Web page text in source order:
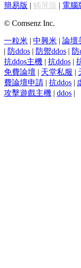
簡易版 | 觸屏版 | 電腦
© Comsenz Inc.
一粒米 | 中興米 | 論壇
| 防ddos | 防禦ddos |
抗ddos主機 | 抗ddos |
免費論壇 | 天堂私服 |
費論壇申請 | 抗ddos |
攻擊遊戲主機 | ddos |